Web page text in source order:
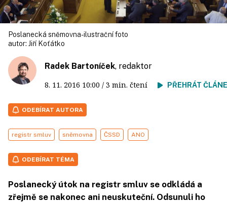
Poslanecká sněmovna- ilustrační foto
autor: Jiří Koťátko
Radek Bartoníček, redaktor
8. 11. 2016 10:00 / 3 min. čtení PŘEHRÁT
ODEBÍRAT AUTORA
registr smluv sněmovna ČSSD ANO
ODEBÍRAT TÉMA
Poslanecký útok na registr smluv se odkládá a
zřejmě se nakonec ani neuskuteční. Odsunuli ho